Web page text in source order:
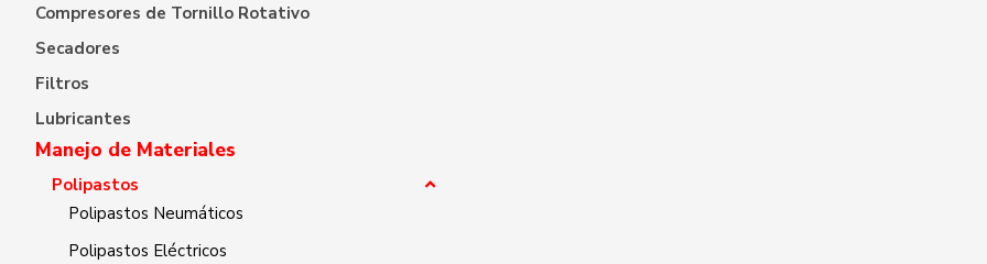
Compresores de Tornillo Rotativo
Secadores
Filtros
Lubricantes
Manejo de Materiales
Polipastos
Polipastos Neumáticos
Polipastos Eléctricos